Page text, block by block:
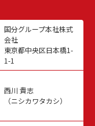
国分グループ本社株式
会社
東京都中央区日本橋1-
1-1
西川 貴志
（ニシカワタカシ）